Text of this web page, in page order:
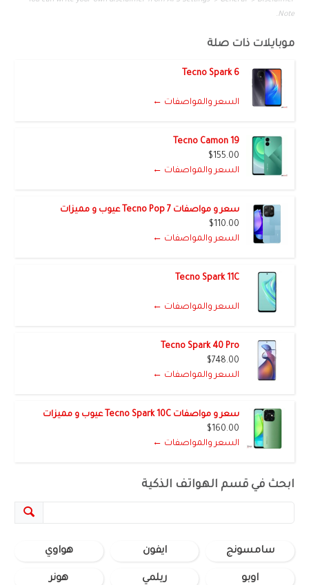
Note.
موبايلات ذات صلة
Tecno Spark 6
السعر والمواصفات ←
Tecno Camon 19
$155.00
السعر والمواصفات ←
سعر و مواصفات Tecno Pop 7 عيوب و مميزات
$110.00
السعر والمواصفات ←
Tecno Spark 11C
السعر والمواصفات ←
Tecno Spark 40 Pro
$748.00
السعر والمواصفات ←
سعر و مواصفات Tecno Spark 10C عيوب و مميزات
$160.00
السعر والمواصفات ←
ابحث في قسم الهواتف الذكية
سامسونج ايفون هواوي
اوبو ريلمي هونر